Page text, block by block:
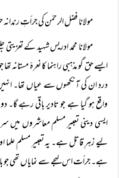
مولانا فضل الرحمٰن کی جرأتِ
مولانا محمد ادریس شہید کے
ایسے حق گو مذہبی راہنما کا نعرۂ
درد ان کی آنکھوں سے عیاں تھا۔
واقع ہو گیا ہے جو تادیر باقی رہے گا۔
ایسی دینی تعبیر مسلم معاشروں میں
لیے زہرِ قاتل ہے۔ یہ تعبیر مسلم علما
ہے۔ جرأت اس لہجے سے نمایاں تھی جو